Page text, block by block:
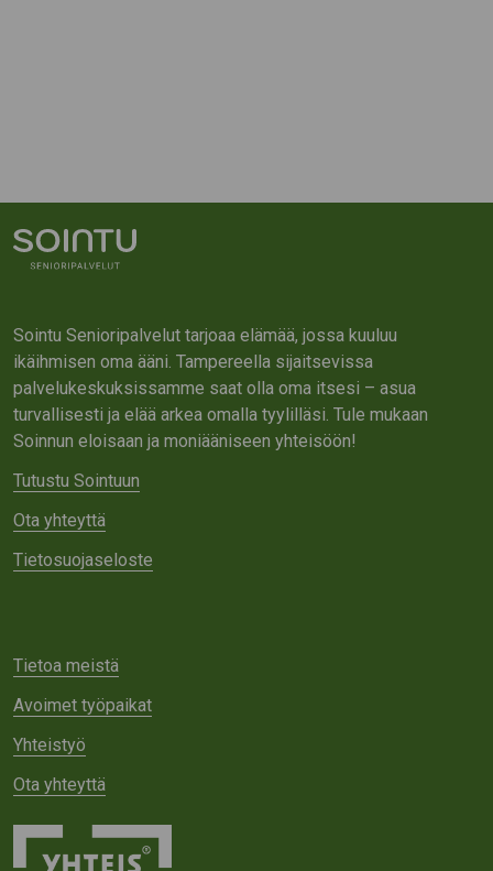
Sointu Senioripalvelut tarjoaa elämää, jossa kuuluu
ikäihmisen oma ääni. Tampereella sijaitsevissa
palvelukeskuksissamme saat olla oma itsesi – asua
turvallisesti ja elää arkea omalla tyylilläsi. Tule mukaan
Soinnun eloisaan ja moniääniseen yhteisöön!
Tutustu Sointuun
Ota yhteyttä
Tietosuojaseloste
Tietoa meistä
Avoimet työpaikat
Yhteistyö
Ota yhteyttä